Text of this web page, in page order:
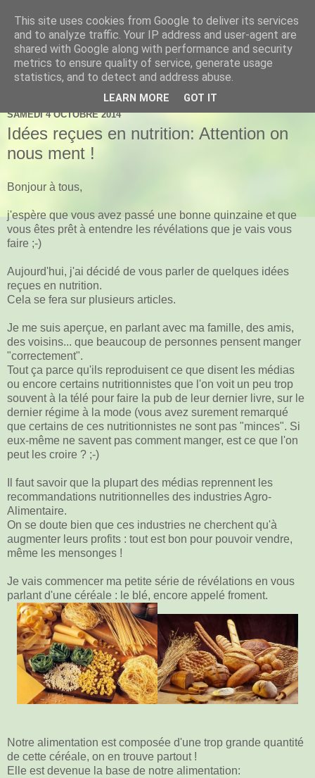
La Naturopathie pour Tous
avec Laura Bendel
SAMEDI 4 OCTOBRE 2014
Idées reçues en nutrition: Attention on
nous ment !
Bonjour à tous,
j'espère que vous avez passé une bonne quinzaine et que
vous êtes prêt à entendre les révélations que je vais vous
faire ;-)
Aujourd'hui, j'ai décidé de vous parler de quelques idées
reçues en nutrition.
Cela se fera sur plusieurs articles.
Je me suis aperçue, en parlant avec ma famille, des amis,
des voisins... que beaucoup de personnes pensent manger
"correctement".
Tout ça parce qu'ils reproduisent ce que disent les médias
ou encore certains nutritionnistes que l'on voit un peu trop
souvent à la télé pour faire la pub de leur dernier livre, sur le
dernier régime à la mode (vous avez surement remarqué
que certains de ces nutritionnistes ne sont pas "minces". Si
eux-même ne savent pas comment manger, est ce que l'on
peut les croire ? ;-)
Il faut savoir que la plupart des médias reprennent les
recommandations nutritionnelles des industries Agro-
Alimentaire.
On se doute bien que ces industries ne cherchent qu'à
augmenter leurs profits : tout est bon pour pouvoir vendre,
même les mensonges !
Je vais commencer ma petite série de révélations en vous
parlant d'une céréale : le blé, encore appelé froment.
Notre alimentation est composée d'une trop grande quantité
de cette céréale, on en trouve partout !
Elle est devenue la base de notre alimentation:
This site uses cookies from Google to deliver its services
and to analyze traffic. Your IP address and user-agent are
shared with Google along with performance and security
metrics to ensure quality of service, generate usage
statistics, and to detect and address abuse.
LEARN MORE GOT IT